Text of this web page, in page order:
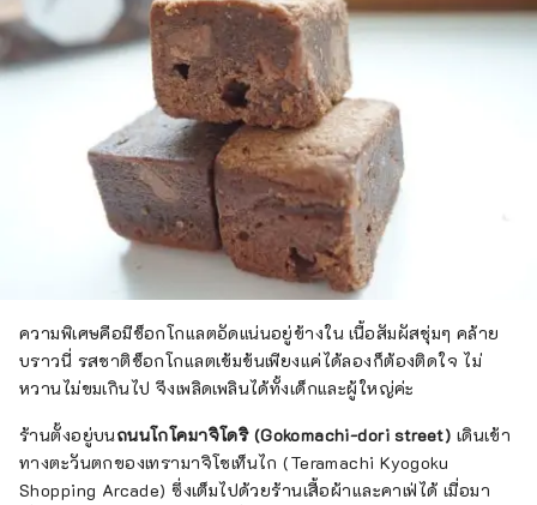
ความพิเศษคือมีช็อกโกแลตอัดแน่นอยู่ข้างใน เนื้อสัมผัสชุ่มๆ คล้าย
บราวนี่ รสชาติช็อกโกแลตเข้มข้นเพียงแค่ได้ลองก็ต้องติดใจ ไม่
หวานไม่ขมเกินไป จึงเพลิดเพลินได้ทั้งเด็กและผู้ใหญ่ค่ะ
ร้านตั้งอยู่บนถนนโกโคมาจิโดริ (Gokomachi-dori street) เดินเข้า
ทางตะวันตกของเทรามาจิโชเท็นไก (Teramachi Kyogoku
Shopping Arcade) ซึ่งเต็มไปด้วยร้านเสื้อผ้าและคาเฟ่ได้ เมื่อมา